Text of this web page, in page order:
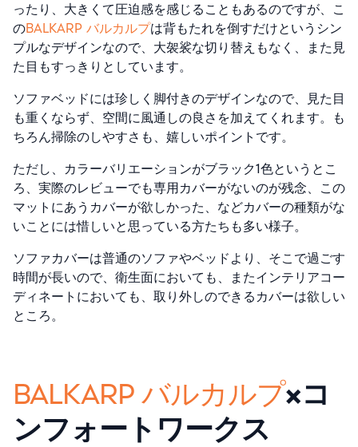
ったり、大きくて圧迫感を感じることもあるのですが、こ
のBALKARP バルカルプは背もたれを倒すだけというシン
プルなデザインなので、大袈裟な切り替えもなく、また見
た目もすっきりとしています。
ソファベッドには珍しく脚付きのデザインなので、見た目
も重くならず、空間に風通しの良さを加えてくれます。も
ちろん掃除のしやすさも、嬉しいポイントです。
ただし、カラーバリエーションがブラック1色というとこ
ろ、実際のレビューでも専用カバーがないのが残念、この
マットにあうカバーが欲しかった、などカバーの種類がな
いことには惜しいと思っている方たちも多い様子。
ソファカバーは普通のソファやベッドより、そこで過ごす
時間が長いので、衛生面においても、またインテリアコー
ディネートにおいても、取り外しのできるカバーは欲しい
ところ。
BALKARP バルカルプ×コ
ンフォートワークス